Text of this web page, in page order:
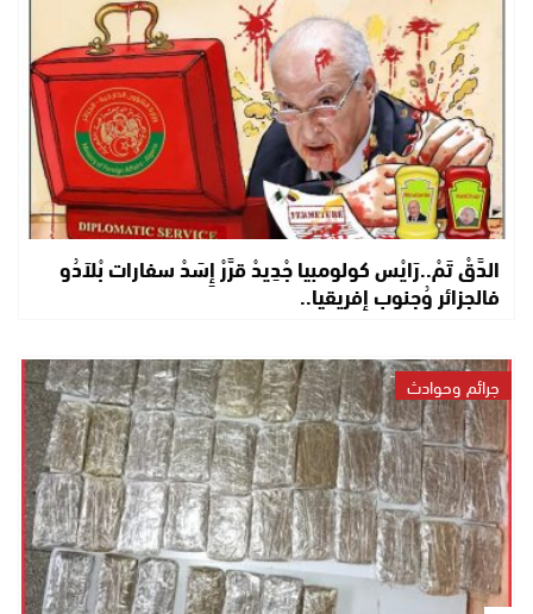
الدَّقْ تَمْ..رَايْس كولومبيا جْدِيدْ قرَّرْ إِسَدْ سفارات بْلاَدُو
فالجزائر وُجنوب إفريقيا..
جرائم وحوادث